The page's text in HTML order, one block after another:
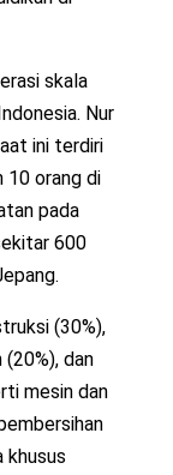
skala
Nur
ini terdiri
10 orang di
pada
600
(30%),
dan
mesin dan
khusus